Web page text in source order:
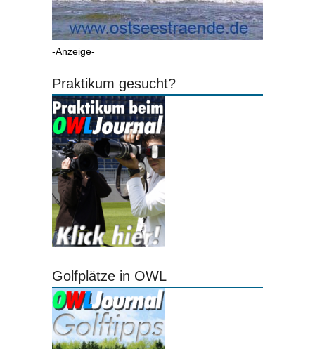
-Anzeige-
Praktikum gesucht?
Golfplätze in OWL